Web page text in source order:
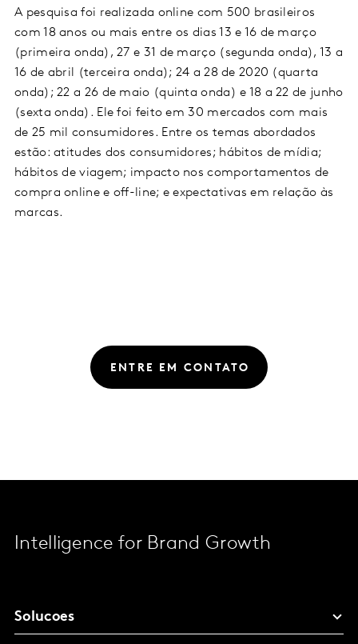
A pesquisa foi realizada online com 500 brasileiros
com 18 anos ou mais entre os dias 13 e 16 de março
(primeira onda), 27 e 31 de março (segunda onda), 13 a
16 de abril (terceira onda); 24 a 28 de 2020 (quarta
onda); 22 a 26 de maio (quinta onda) e 18 a 22 de junho
(sexta onda). Ele foi feito em 30 mercados com mais
de 25 mil consumidores. Entre os temas abordados
estão: atitudes dos consumidores; hábitos de mídia;
hábitos de viagem; impacto nos comportamentos de
compra online e off-line; e expectativas em relação às
marcas.
ENTRE EM CONTATO
Intelligence for Brand Growth
Solucoes